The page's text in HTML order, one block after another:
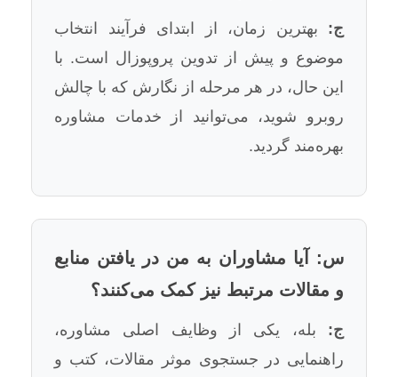
ج: بهترین زمان، از ابتدای فرآیند انتخاب
موضوع و پیش از تدوین پروپوزال است. با
این حال، در هر مرحله از نگارش که با چالش
روبرو شوید، می‌توانید از خدمات مشاوره
بهره‌مند گردید.
س: آیا مشاوران به من در یافتن منابع
و مقالات مرتبط نیز کمک می‌کنند؟
ج: بله، یکی از وظایف اصلی مشاوره،
راهنمایی در جستجوی موثر مقالات، کتب و